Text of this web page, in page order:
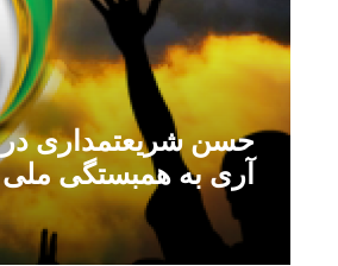
حسن شریعتمداری در
آری به همبستگی ملی